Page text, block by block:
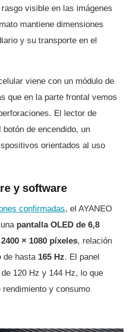
visible en las imágenes
mantiene dimensiones
y su transporte en el
viene con un módulo de
que en la parte frontal vemos
El lector de
de encendido, un
orientados al uso
y software
confirmadas, el AYANEO
pantalla OLED de 6,8
2400 × 1080 píxeles, relación
de hasta 165 Hz. El panel
120 Hz y 144 Hz, lo que
y consumo